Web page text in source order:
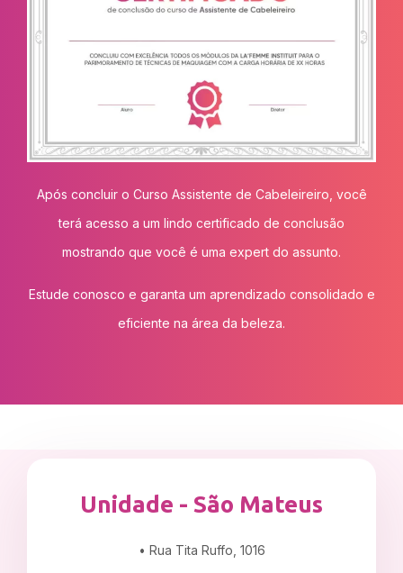
Após concluir o Curso Assistente de Cabeleireiro, você
terá acesso a um lindo certificado de conclusão
mostrando que você é uma expert do assunto.
Estude conosco e garanta um aprendizado consolidado e
eficiente na área da beleza.
Unidade - São Mateus
• Rua Tita Ruffo, 1016